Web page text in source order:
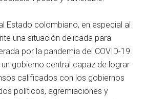
Estado colombiano, en especial al
una situación delicada para
por la pandemia del COVID-19.
un gobierno central capaz de lograr
calificados con los gobiernos
políticos, agremiaciones y